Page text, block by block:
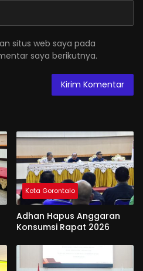
situs web saya pada
saya berikutnya.
Kota Gorontalo
Adhan Hapus Anggaran
Konsumsi Rapat 2026